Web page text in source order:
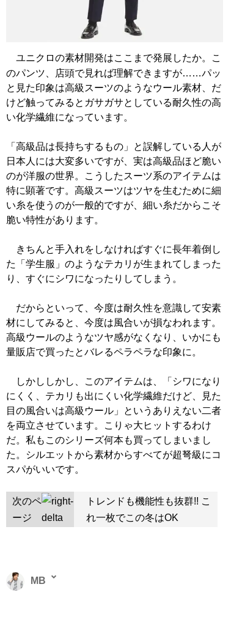
ユニクロの素材開発はここまで発展したか。こ
のパンツ、店頭で見れば理解できますが……パッ
と見た印象は高級スーツのようなウール素材、だ
けど触ってみるとガサガサとしている耐久性の高
い化学繊維になっています。
「高級品は長持ちするもの」と誤解している人が
日本人には大変多いですが、実は高級品ほど脆い
のが洋服の世界。こうしたスーツ系のアイテムは
特に顕著です。高級スーツはツヤを生むために細
い糸を使うのが一般的ですが、細い糸だからこそ
脆い特性があります。
きちんと手入れをしなければすぐに長年着倒し
た「学生服」のようなテカリが生まれてしまった
り、すぐにシワになったりしてしまう。
だからといって、今度は耐久性を意識して安素
材にしてみると、今度は風合いが損なわれます。
高級ウールのようなツヤ感がなくなり、いかにも
量販店で買ったとバレるペラペラな印象に。
しかししかし、このアイテムは、「シワになり
にくく、テカリも出にくい化学繊維だけど、見た
目の風合いは高級ウール」というありえない二者
を両立させています。こりゃ大ヒットするわけ
だ。私もこのシリーズ何本も買ってしまいまし
た。シルエットから素材からすべてが超弩級にコ
スパがいいです。
次のペ
ージ
トレンドも機能性も抜群!! こ
れ一枚でこの冬はOK
MB